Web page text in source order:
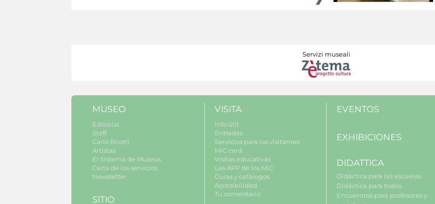
Servizi museali
MUSEO
Editorial
Staff
Carlo Bilotti
Artistas
El Sistema de Museos
Carta de los servicios
Newsletter
SITIO
VISITA
Info útil
Entradas
Servicios para los visitantes
MIC card
Visitas educativas
Las APP de los MiC
Guìas y catàlogos
Accesibilidad
Tu comentario
EVENTOS
EXHIBICIONES
DIDATTICA
Didáctica para las escuelas
Didáctica para todos
Encuentros para profesores y